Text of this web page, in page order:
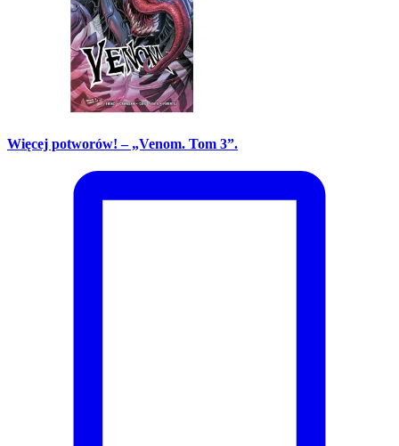
Więcej potworów! – „Venom. Tom 3”.